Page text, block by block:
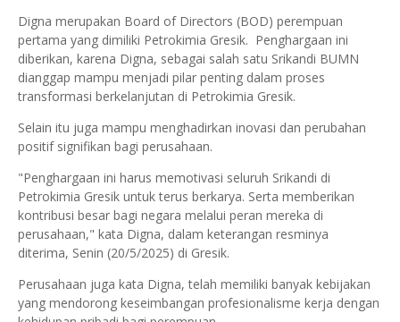
Digna merupakan Board of Directors (BOD) perempuan
pertama yang dimiliki Petrokimia Gresik. Penghargaan ini
diberikan, karena Digna, sebagai salah satu Srikandi BUMN
dianggap mampu menjadi pilar penting dalam proses
transformasi berkelanjutan di Petrokimia Gresik.
Selain itu juga mampu menghadirkan inovasi dan perubahan
positif signifikan bagi perusahaan.
"Penghargaan ini harus memotivasi seluruh Srikandi di
Petrokimia Gresik untuk terus berkarya. Serta memberikan
kontribusi besar bagi negara melalui peran mereka di
perusahaan," kata Digna, dalam keterangan resminya
diterima, Senin (20/5/2025) di Gresik.
Perusahaan juga kata Digna, telah memiliki banyak kebijakan
yang mendorong keseimbangan profesionalisme kerja dengan